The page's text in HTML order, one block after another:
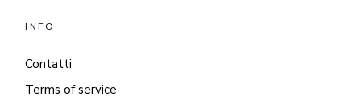
INFO
Contatti
Terms of service